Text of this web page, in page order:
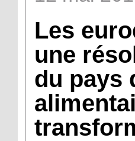
Les
une
du pays